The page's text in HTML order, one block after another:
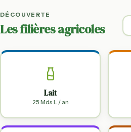
DÉCOUVERTE
Les filières agricoles
Lait
25 Mds L / an